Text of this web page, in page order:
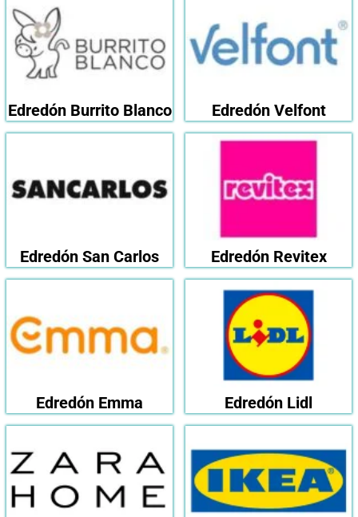
Edredón Burrito Blanco Edredón Velfont
Edredón San Carlos Edredón Revitex
Edredón Emma Edredón Lidl